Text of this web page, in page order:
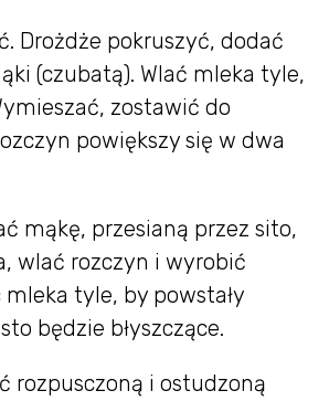
Drożdże pokruszyć, dodać
(czubatą). Wlać mleka tyle,
zostawić do
powiększy się w dwa
mąkę, przesianą przez sito,
wlać rozczyn i wyrobić
tyle, by powstały
będzie błyszczące.
rozpusczoną i ostudzoną